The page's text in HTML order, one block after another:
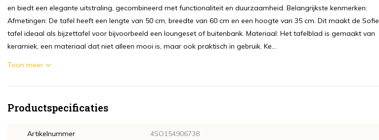
en biedt een elegante uitstraling, gecombineerd met functionaliteit en duurzaamheid. Belangrijkste kenmerken:
Afmetingen: De tafel heeft een lengte van 50 cm, breedte van 60 cm en een hoogte van 35 cm. Dit maakt de Sofie
tafel ideaal als bijzettafel voor bijvoorbeeld een loungeset of buitenbank. Materiaal: Het tafelblad is gemaakt van
keramiek, een materiaal dat niet alleen mooi is, maar ook praktisch in gebruik. Ke...
Toon meer
Productspecificaties
Artikelnummer 4SO154906738